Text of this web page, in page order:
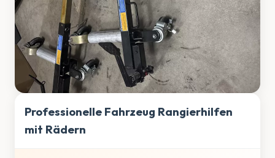
Professionelle Fahrzeug Rangierhilfen
mit Rädern